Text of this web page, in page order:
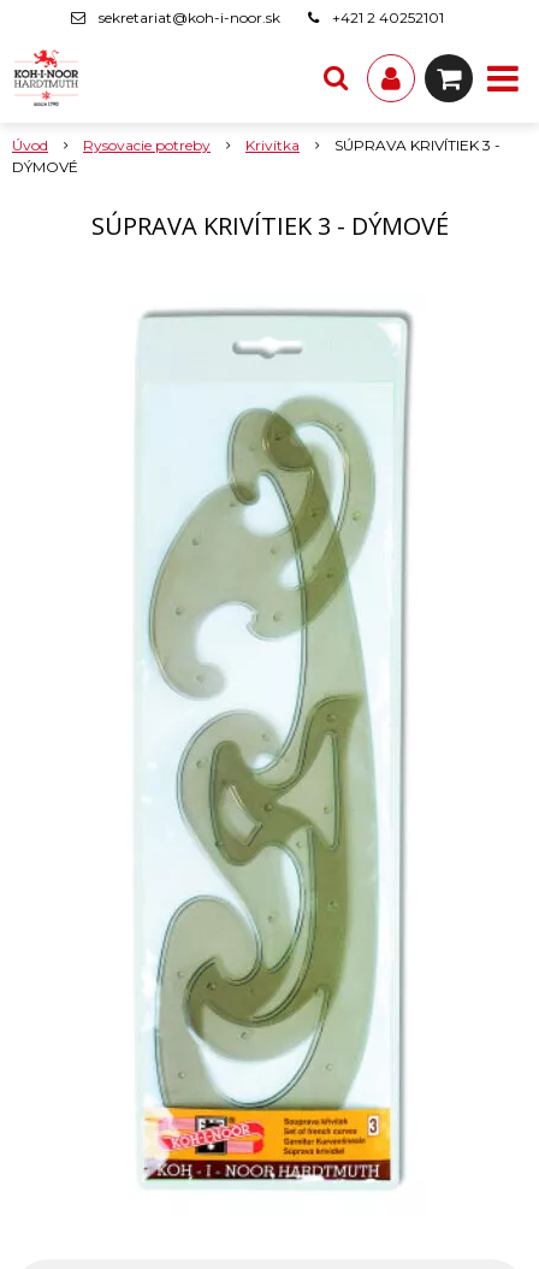
sekretariat@koh-i-noor.sk +421 2 40252101
Úvod Rysovacie potreby Krivítka
SÚPRAVA KRIVÍTIEK 3 -
DÝMOVÉ
SÚPRAVA KRIVÍTIEK 3 - DÝMOVÉ